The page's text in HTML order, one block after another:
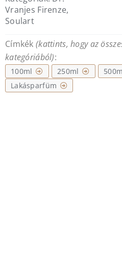
mennyiség
Vranjes Firenze,
Soulart
Címkék (kattints, hogy az
kategóriából):
100ml 250ml
Lakásparfüm